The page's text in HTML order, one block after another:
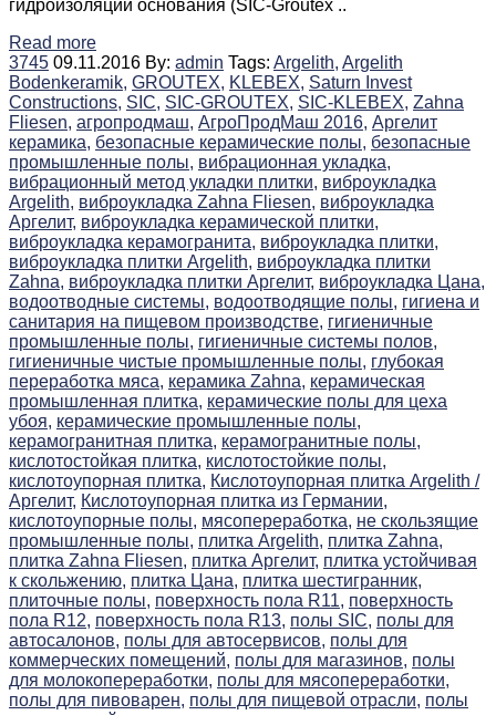
гидроизоляции основания (SIC-Groutex ..
Read more
3745 09.11.2016 By: admin Tags: Argelith, Argelith
Bodenkeramik, GROUTEX, KLEBEX, Saturn Invest
Constructions, SIC, SIC-GROUTEX, SIC-KLEBEX, Zahna
Fliesen, агропродмаш, АгроПродМаш 2016, Аргелит
керамика, безопасные керамические полы, безопасные
промышленные полы, вибрационная укладка,
вибрационный метод укладки плитки, виброукладка
Argelith, виброукладка Zahna Fliesen, виброукладка
Аргелит, виброукладка керамической плитки,
виброукладка керамогранита, виброукладка плитки,
виброукладка плитки Argelith, виброукладка плитки
Zahna, виброукладка плитки Аргелит, виброукладка Цана,
водоотводные системы, водоотводящие полы, гигиена и
санитария на пищевом производстве, гигиеничные
промышленные полы, гигиеничные системы полов,
гигиеничные чистые промышленные полы, глубокая
переработка мяса, керамика Zahna, керамическая
промышленная плитка, керамические полы для цеха
убоя, керамические промышленные полы,
керамогранитная плитка, керамогранитные полы,
кислотостойкая плитка, кислотостойкие полы,
кислотоупорная плитка, Кислотоупорная плитка Argelith /
Аргелит, Кислотоупорная плитка из Германии,
кислотоупорные полы, мясопереработка, не скользящие
промышленные полы, плитка Argelith, плитка Zahna,
плитка Zahna Fliesen, плитка Аргелит, плитка устойчивая
к скольжению, плитка Цана, плитка шестигранник,
плиточные полы, поверхность пола R11, поверхность
пола R12, поверхность пола R13, полы SIC, полы для
автосалонов, полы для автосервисов, полы для
коммерческих помещений, полы для магазинов, полы
для молокопереработки, полы для мясопереработки,
полы для пивоварен, полы для пищевой отрасли, полы